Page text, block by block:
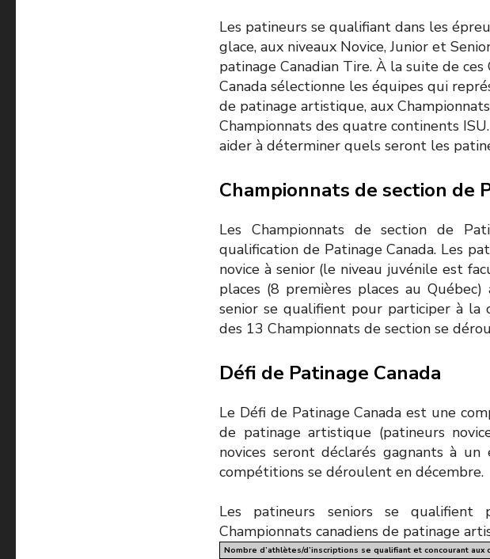
Les patineurs se qualifiant dans les
glace, aux niveaux Novice, Junior et
patinage Canadian Tire. À la suite de
Canada sélectionne les équipes qui
de patinage artistique, aux
Championnats des quatre continents
aider à déterminer quels seront les
Championnats de section de
Les Championnats de section de
qualification de Patinage Canada. Les
novice à senior (le niveau juvénile est
places (8 premières places au
senior se qualifient pour participer à la
des 13 Championnats de section se
Défi de Patinage Canada
Le Défi de Patinage Canada est une
de patinage artistique (patineurs
novices seront déclarés gagnants à un
compétitions se déroulent en décembre.
Les patineurs seniors se qualifient
Championnats canadiens de patinage
Nombre d’athlètes/d’inscriptions se qualifiant et concourant aux